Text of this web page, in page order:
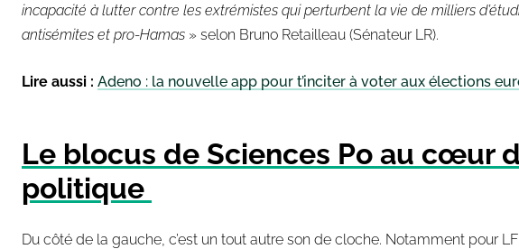
incapacité à lutter contre les extrémistes qui perturbent la vie de milliers
antisémites et pro-Hamas » selon Bruno Retailleau (Sénateur LR).
Lire aussi : Adeno : la nouvelle app pour t’inciter à voter aux élections
Le blocus de Sciences Po au cœur
politique
Du côté de la gauche, c’est un tout autre son de cloche. Notamment pour